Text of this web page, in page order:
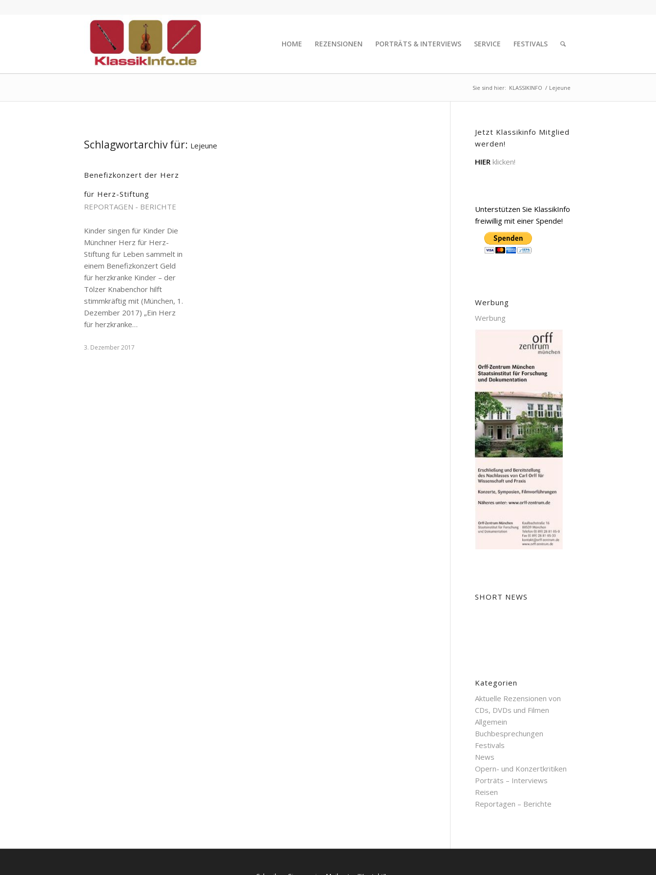
HOME REZENSIONEN PORTRÄTS & INTERVIEWS SERVICE FESTIVALS
Sie sind hier: KLASSIKINFO / Lejeune
Schlagwortarchiv für: Lejeune
Benefizkonzert der Herz
für Herz-Stiftung
REPORTAGEN - BERICHTE
Kinder singen für Kinder Die
Münchner Herz für Herz-
Stiftung für Leben sammelt in
einem Benefizkonzert Geld
für herzkranke Kinder – der
Tölzer Knabenchor hilft
stimmkräftig mit (München, 1.
Dezember 2017) „Ein Herz
für herzkranke…
3. Dezember 2017
Jetzt Klassikinfo Mitglied
werden!
HIER klicken!
Unterstützen Sie KlassikInfo
freiwillig mit einer Spende!
Werbung
Werbung
SHORT NEWS
Kategorien
Aktuelle Rezensionen von
CDs, DVDs und Filmen
Allgemein
Buchbesprechungen
Festivals
News
Opern- und Konzertkritiken
Porträts – Interviews
Reisen
Reportagen – Berichte